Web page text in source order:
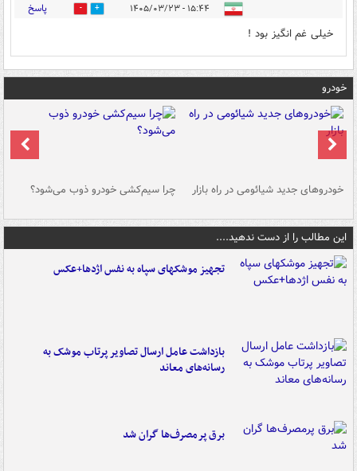
۱۵:۴۴ - ۱۴۰۵/۰۳/۲۳ 0 پاسخ
خیلی غم انگیز بود !
خودرو
خودروهای جدید شیائومی در راه بازار چرا سیم‌کشی خودرو ذوب می‌شود؟
این مطالب را از دست ندهید....
تجهیز موشکهای سپاه به نفس اژدها+عکس
بازداشت عامل ارسال تصاویر پرتاب موشک به
رسانه‌های معاند
برق پرمصرف‌ها گران شد